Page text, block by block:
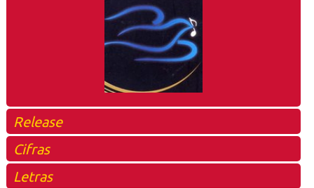
Release
Cifras
Letras